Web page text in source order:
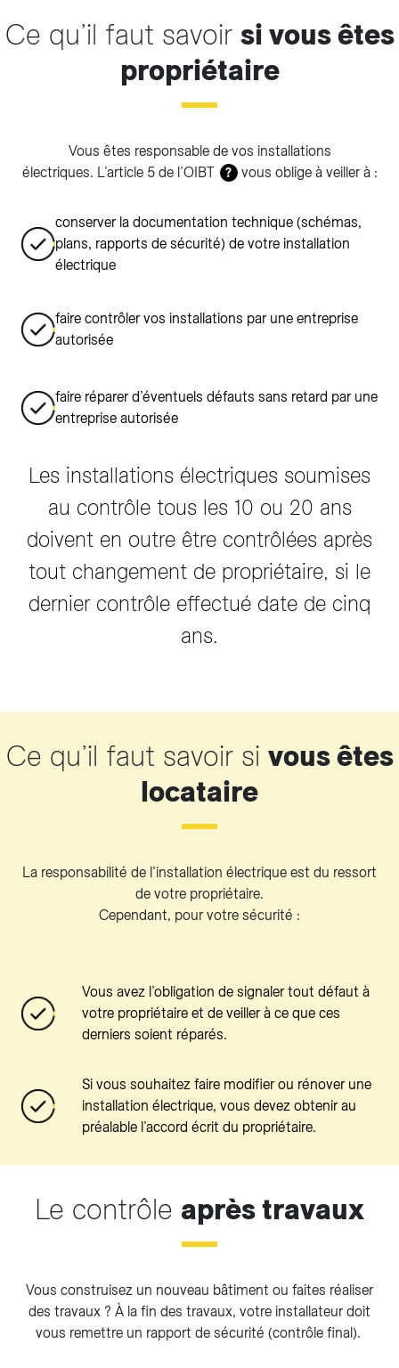
Ce qu’il faut savoir si vous êtes
propriétaire
Vous êtes responsable de vos installations
électriques. L’article 5 de l’OIBT
? vous oblige à veiller à :
conserver la documentation technique (schémas,
plans, rapports de sécurité) de votre installation
électrique
faire contrôler vos installations par une entreprise
autorisée
faire réparer d’éventuels défauts sans retard par une
entreprise autorisée
Les installations électriques soumises
au contrôle tous les 10 ou 20 ans
doivent en outre être contrôlées après
tout changement de propriétaire, si le
dernier contrôle effectué date de cinq
ans.
Ce qu’il faut savoir si vous êtes
locataire
La responsabilité de l’installation électrique est du ressort
de votre propriétaire.
Cependant, pour votre sécurité :
Vous avez l’obligation de signaler tout défaut à
votre propriétaire et de veiller à ce que ces
derniers soient réparés.
Si vous souhaitez faire modifier ou rénover une
installation électrique, vous devez obtenir au
préalable l’accord écrit du propriétaire.
Le contrôle après travaux
Vous construisez un nouveau bâtiment ou faites réaliser
des travaux ? À la fin des travaux, votre installateur doit
vous remettre un rapport de sécurité (contrôle final).